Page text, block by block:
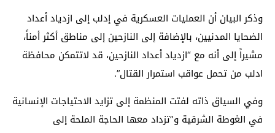
وذكر البيان أن العمليات العسكرية في إدلب إلى ازدياد أعداد
الضحايا المدنيين، بالإضافة إلى النازحين إلى مناطق أكثر أمناً،
مشيراً إلى أنه مع “ازدياد أعداد النازحين، قد لاتتمكن محافظة
ادلب من تحمل عواقب استمرار القتال”.
وفي السياق ذاته لفتت المنظمة إلى تزايد الاحتياجات الإنسانية
في الغوطة الشرقية و”تزداد معها الحاجة الملحة إلى